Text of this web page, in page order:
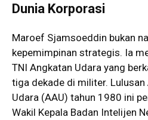
Dunia Korporasi
Maroef Sjamsoeddin bukan
kepemimpinan strategis. Ia
TNI Angkatan Udara yang
tiga dekade di militer.
Udara (AAU) tahun 1980 ini
Wakil Kepala Badan Intelijen